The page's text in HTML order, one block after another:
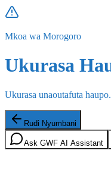
Mkoa wa Morogoro
Ukurasa
Ukurasa unaoutafuta haupo.
Rudi Nyumbani
Ask GWF AI Assistant